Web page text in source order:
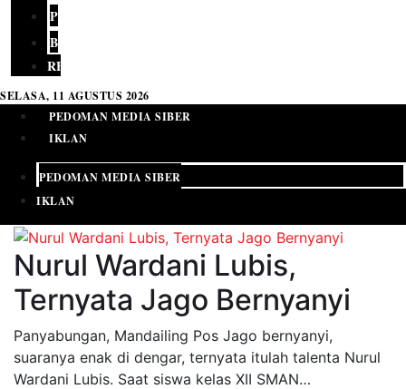
PENDIDIKAN
BUDAYA
RELIGI
SELASA, 11 AGUSTUS 2026
PEDOMAN MEDIA SIBER
IKLAN
PEDOMAN MEDIA SIBER
IKLAN
Nurul Wardani Lubis,
Ternyata Jago Bernyanyi
Panyabungan, Mandailing Pos Jago bernyanyi,
suaranya enak di dengar, ternyata itulah talenta Nurul
Wardani Lubis. Saat siswa kelas XII SMAN…